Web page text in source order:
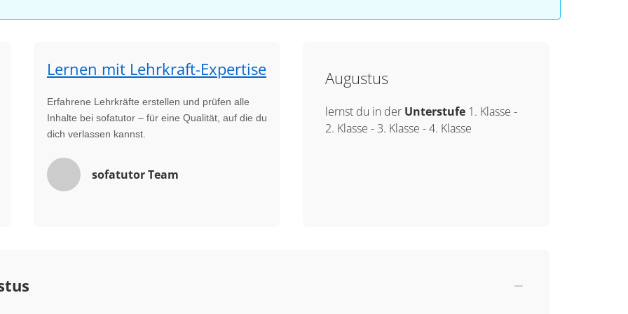
Lernen mit Lehrkraft-Expertise
Erfahrene Lehrkräfte erstellen und prüfen alle
Inhalte bei sofatutor – für eine Qualität, auf die du
dich verlassen kannst.
sofatutor Team
Augustus
lernst du in der Unterstufe 1. Klasse -
2. Klasse - 3. Klasse -4. Klasse